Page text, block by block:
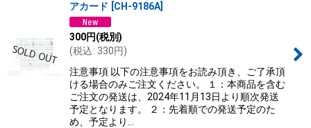
アカード
CH-9186A
300円(税別)
(税込: 330円)
注意事項 以下の注意事項をお読み頂き、ご了承頂
ける場合のみご注文ください。 １：本商品を含む
ご注文の発送は、2024年11月13日より順次発送
予定となります。 ２：先着順での発送予定のた
め、予定より…